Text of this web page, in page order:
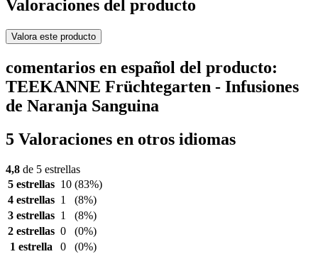
Valoraciones del producto
Valora este producto
comentarios en español del producto:
TEEKANNE Früchtegarten - Infusiones
de Naranja Sanguina
5 Valoraciones en otros idiomas
4,8 de 5 estrellas
5 estrellas 10 (83%)
4 estrellas 1
(8%)
3 estrellas 1
(8%)
2 estrellas 0
(0%)
1 estrella
0 (0%)